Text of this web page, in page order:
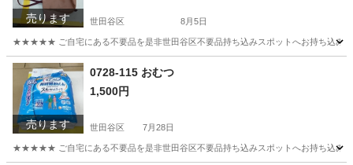
売ります 世田谷区 8月5日
★★★★★ ご自宅にある不要品を是非世田谷区不要品持ち込みスポットへお持ち込みし
東京 世田谷区 スポット
売ります
0728-115 おむつ
1,500円
世田谷区 7月28日
★★★★★ ご自宅にある不要品を是非世田谷区不要品持ち込みスポットへお持ち込みし